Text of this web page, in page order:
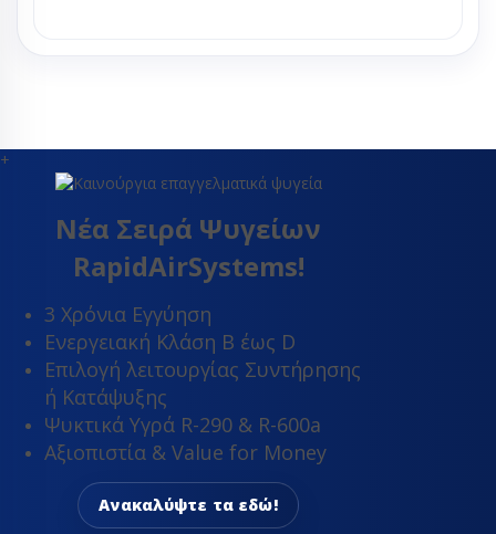
+
Νέα Σειρά Ψυγείων
RapidAirSystems!
3 Χρόνια Εγγύηση
Ενεργειακή Κλάση Β έως D
Επιλογή λειτουργίας Συντήρησης
ή Κατάψυξης
Ψυκτικά Υγρά R-290 & R-600a
Αξιοπιστία & Value for Money
Ανακαλύψτε τα εδώ!